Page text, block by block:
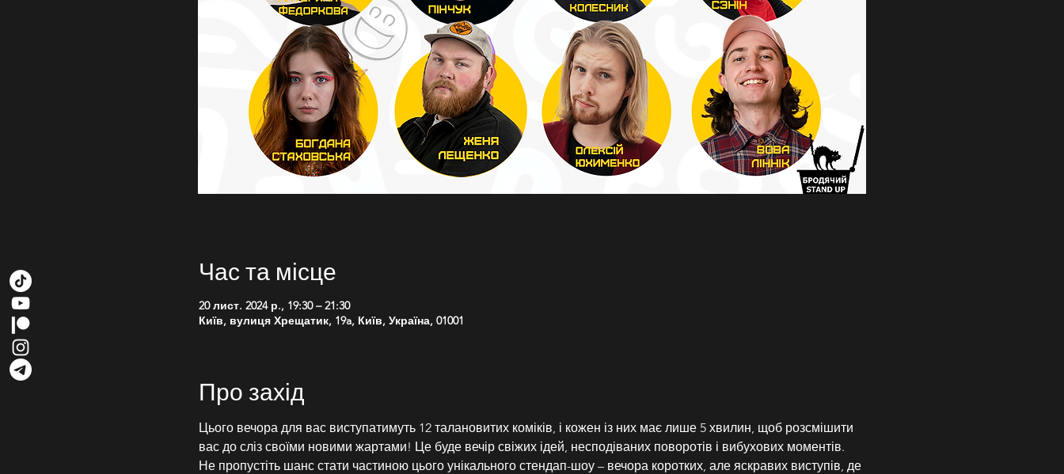
Час та місце
20 лист. 2024 р., 19:30 – 21:30
Київ, вулиця Хрещатик, 19a, Київ, Україна, 01001
Про захід
Цього вечора для вас виступатимуть 12 талановитих коміків, і кожен із них має лише 5 хвилин, щоб розсмішити
вас до сліз своїми новими жартами! Це буде вечір свіжих ідей, несподіваних поворотів і вибухових моментів.
Не пропустіть шанс стати частиною цього унікального стендап-шоу – вечора коротких, але яскравих виступів, де